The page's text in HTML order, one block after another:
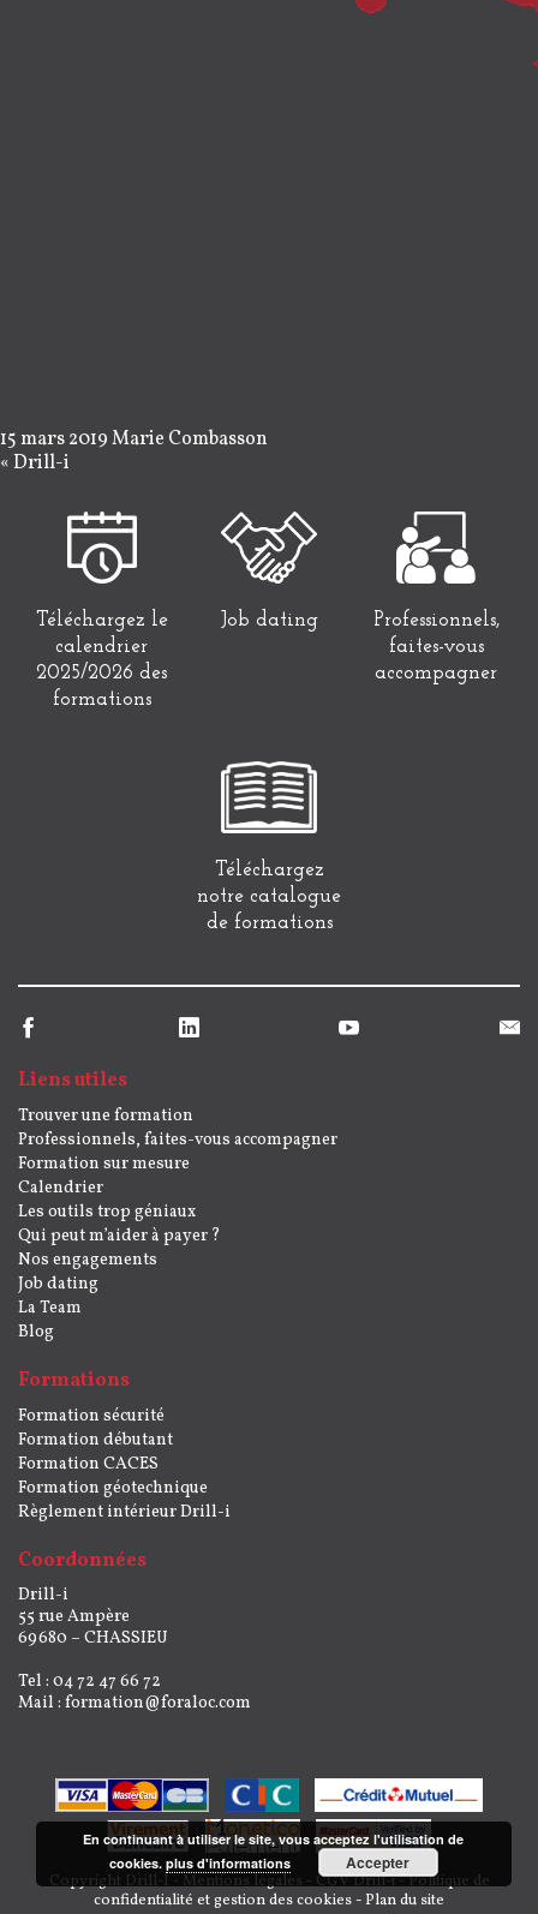
15 mars 2019Marie Combasson
«Drill-i
Téléchargez le
calendrier
2025/2026 des
formations
Job dating
Professionnels,
faites-vous
accompagner
Téléchargez
notre catalogue
de formations
Liens utiles
Trouver une formation
Professionnels, faites-vous accompagner
Formation sur mesure
Calendrier
Les outils trop géniaux
Qui peut m’aider à payer ?
Nos engagements
Job dating
La Team
Blog
Formations
Formation sécurité
Formation débutant
Formation CACES
Formation géotechnique
Règlement intérieur Drill-i
Coordonnées
Drill-i
55 rue Ampère
69680 – CHASSIEU
Tel : 04 72 47 66 72
Mail : formation@foraloc.com
Copyright Drill-I -Mentions légales-CGV Drill-i-Politique de
confidentialité et gestion des cookies- Plan du site
En continuant à utiliser le site, vous acceptez l'utilisation de
cookies. plus d'informations Accepter